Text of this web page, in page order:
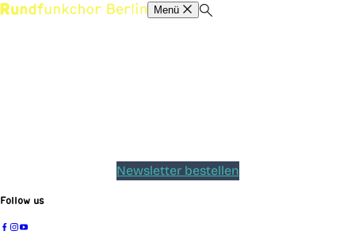
Menü
Newsletter bestellen
Follow us